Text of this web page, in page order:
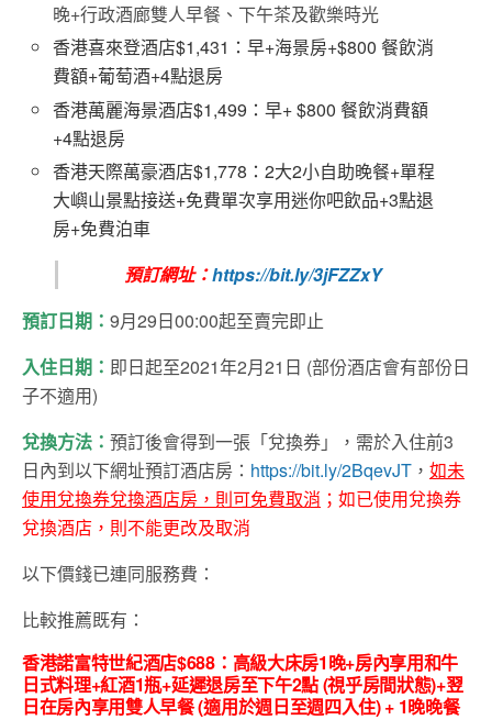
晚+行政酒廊雙人早餐、下午茶及歡樂時光
香港喜來登酒店$1,431：早+海景房+$800 餐飲消
費額+葡萄酒+4點退房
香港萬麗海景酒店$1,499 ：早+ $800餐飲消費額
+4點退房
香港天際萬豪酒店$1,778 ：2大2小自助晚餐+單程
大嶼山景點接送+免費單次享用迷你吧飲品+3點退
房+免費泊車
預訂網址：https://bit.ly/3jFZZxY
預訂日期： 9月29日00:00起至賣完即止
入住日期： 即日起至2021年2月21日 (部份酒店會有部份日
子不適用)
兌換方法： 預訂後會得到一張「兌換券」，需於入住前3
日內到以下網址預訂酒店房： https://bit.ly/2BqevJT ， 如未
使用兌換券兌換酒店房，則可免費取消 ；如已使用兌換券
兌換酒店，則不能更改及取消
以下價錢已連同服務費：
比較推薦既有：
香港諾富特世紀酒店$688：高級大床房1晚+房內享用和牛
日式料理+紅酒1瓶+延遲退房至下午2點(視乎房間狀態)+翌
日在房內享用雙人早餐(適用於週日至週四入住) + 1晚晚餐